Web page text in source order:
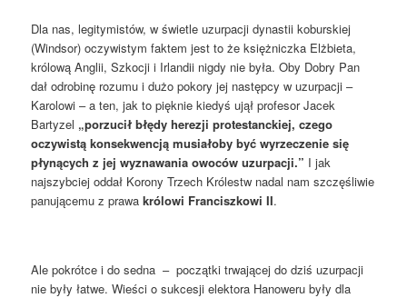
Dla nas, legitymistów, w świetle uzurpacji dynastii koburskiej
(Windsor) oczywistym faktem jest to że księżniczka Elżbieta,
królową Anglii, Szkocji i Irlandii nigdy nie była. Oby Dobry Pan
dał odrobinę rozumu i dużo pokory jej następcy w uzurpacji –
Karolowi – a ten, jak to pięknie kiedyś ujął profesor Jacek
Bartyzel „porzucił błędy herezji protestanckiej, czego
oczywistą konsekwencją musiałoby być wyrzeczenie się
płynących z jej wyznawania owoców uzurpacji.” I jak
najszybciej oddał Korony Trzech Królestw nadal nam szczęśliwie
panującemu z prawakrólowi Franciszkowi II.
Ale pokrótce i do sedna – początki trwającej do dziś uzurpacji
nie były łatwe. Wieści o sukcesji elektora Hanoweru były dla